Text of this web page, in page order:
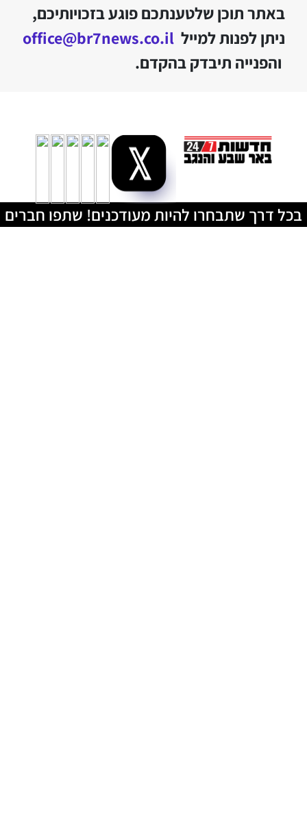
באתר תוכן שלטענתכם פוגע בזכויותיכם,
ניתן לפנות למייל office@br7news.co.il
והפנייה תיבדק בהקדם.
בכל דרך שתבחרו להיות מעודכנים! שתפו חברים